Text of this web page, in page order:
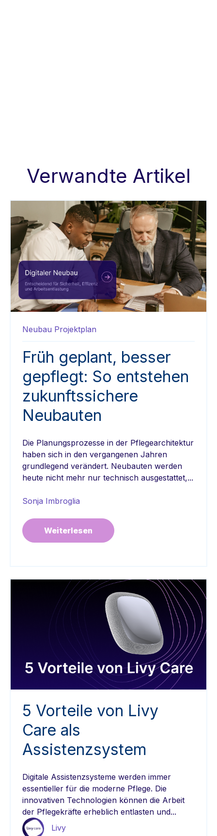
Verwandte Artikel
Neubau Projektplan
Früh geplant, besser
gepflegt: So entstehen
zukunftssichere
Neubauten
Die Planungsprozesse in der Pflegearchitektur
haben sich in den vergangenen Jahren
grundlegend verändert. Neubauten werden
heute nicht mehr nur technisch ausgestattet,...
Sonja Imbroglia
Weiterlesen
5 Vorteile von Livy
Care als
Assistenzsystem
Digitale Assistenzsysteme werden immer
essentieller für die moderne Pflege. Die
innovativen Technologien können die Arbeit
der Pflegekräfte erheblich entlasten und...
Livy